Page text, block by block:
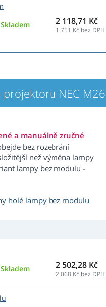
Skladem 2 118,71 Kč
1 751 Kč bez DPH
projektoru NEC
a manuálně zručné
bez rozebrání
než výměna lampy
lampy bez modulu -
holé lampy bez modulu
Skladem 2 502,28 Kč
2 068 Kč bez DPH